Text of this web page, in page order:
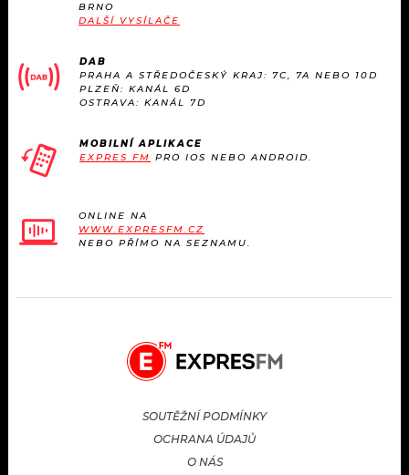
BRNO
DALŠÍ VYSÍLAČE
DAB
PRAHA A STŘEDOČESKÝ KRAJ: 7C, 7A NEBO 10D
PLZEŇ: KANÁL 6D
OSTRAVA: KANÁL 7D
MOBILNÍ APLIKACE
EXPRES FM PRO IOS NEBO ANDROID.
ONLINE NA
WWW.EXPRESFM.CZ
NEBO PŘÍMO NA SEZNAMU.
SOUTĚŽNÍ PODMÍNKY
OCHRANA ÚDAJŮ
O NÁS